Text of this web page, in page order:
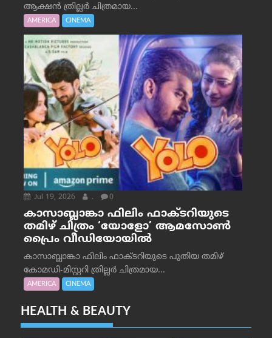
ആക്ഷൻ ത്രില്ലർ ചിത്രമായ...
AMERICA CINEMA
Jul 19, 2026 . 0
കാസാബ്ലാങ്കാ ഫിലിം ഫാക്ടറിയുടെ
തമിഴ് ചിത്രം ‘യോളോ’ ആമസോൺ
പ്രൈം വീഡിയോയിൽ
കാസാബ്ലാങ്കാ ഫിലിം ഫാക്ടറിയുടെ പുതിയ തമിഴ്
കോമഡി-മിസ്റ്ററി ത്രില്ലർ ചിത്രമായ...
AMERICA CINEMA
HEALTH & BEAUTY